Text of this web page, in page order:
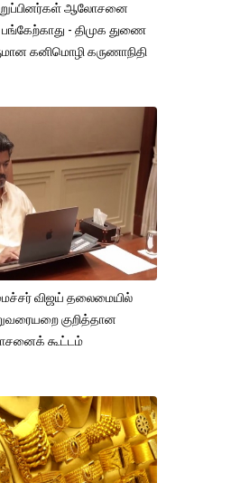
ஆலோசனை
பங்கேற்காது - திமுக துணை
கனிமொழி கருணாநிதி
விஜய் தலைமையில்
குறித்தான
கூட்டம்